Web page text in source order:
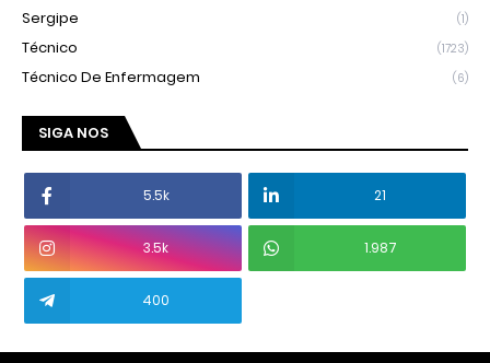
Sergipe (1)
Técnico (1723)
Técnico De Enfermagem (6)
SIGA NOS
5.5k 21
3.5k 1.987
400